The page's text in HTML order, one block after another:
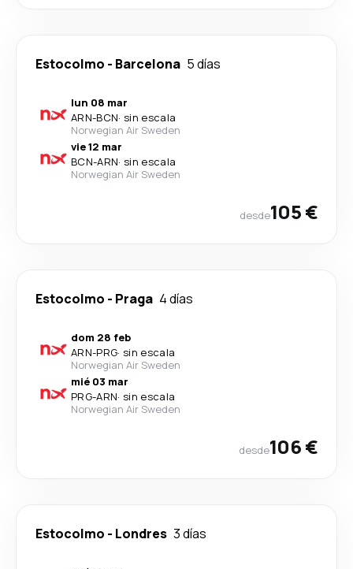
Estocolmo - Barcelona 5 días
lun 08 mar
ARN-BCN· sin escala
Norwegian Air Sweden
vie 12 mar
BCN-ARN· sin escala
Norwegian Air Sweden
desde105 €
Estocolmo - Praga 4 días
dom 28 feb
ARN-PRG· sin escala
Norwegian Air Sweden
mié 03 mar
PRG-ARN· sin escala
Norwegian Air Sweden
desde106 €
Estocolmo - Londres 3 días